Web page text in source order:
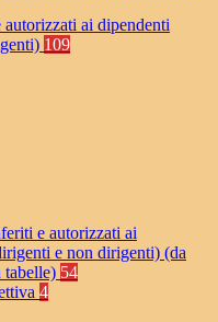
ai dipendenti
109
e autorizzati ai
e non dirigenti) (da
tabelle) 54
4